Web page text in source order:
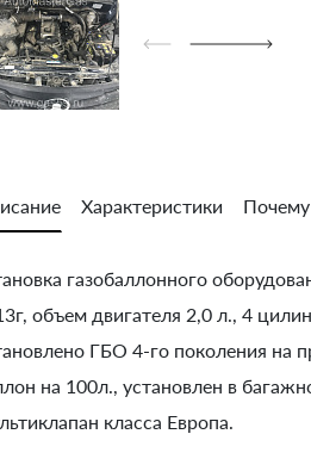
Характеристики
газобаллонного
объем двигателя 2,0 л., 4
ГБО 4-го поколения на
на 100л., установлен в
класса Европа.